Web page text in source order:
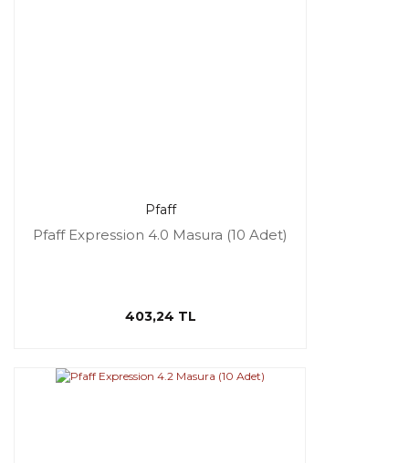
Pfaff
Pfaff Expression 4.0 Masura (10 Adet)
403,24 TL